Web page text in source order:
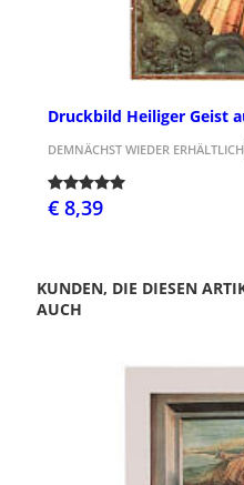
Druckbild Heiliger Geist
DEMNÄCHST WIEDER ERHÄLTLICH
€ 8,39
KUNDEN, DIE DIESEN
AUCH